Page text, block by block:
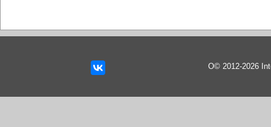
О© 2012-2026